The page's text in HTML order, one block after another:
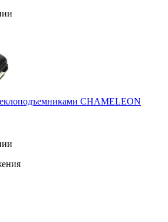
CHAMELEON